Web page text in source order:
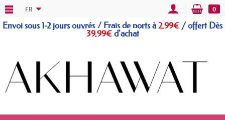
Envoi sous 1-2 jours ouvrés / Frais de ports à 2,99€ /offert Dès
39,99€d'achat
FR 0